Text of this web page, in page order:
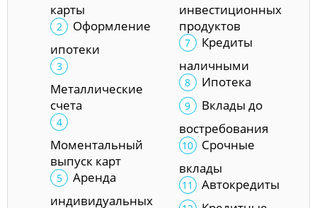
карты
Оформление
ипотеки
Металлические
счета
Моментальный
выпуск карт
Аренда
индивидуальных
инвестиционных
продуктов
Кредиты
наличными
Ипотека
Вклады до
востребования
Срочные
вклады
Автокредиты